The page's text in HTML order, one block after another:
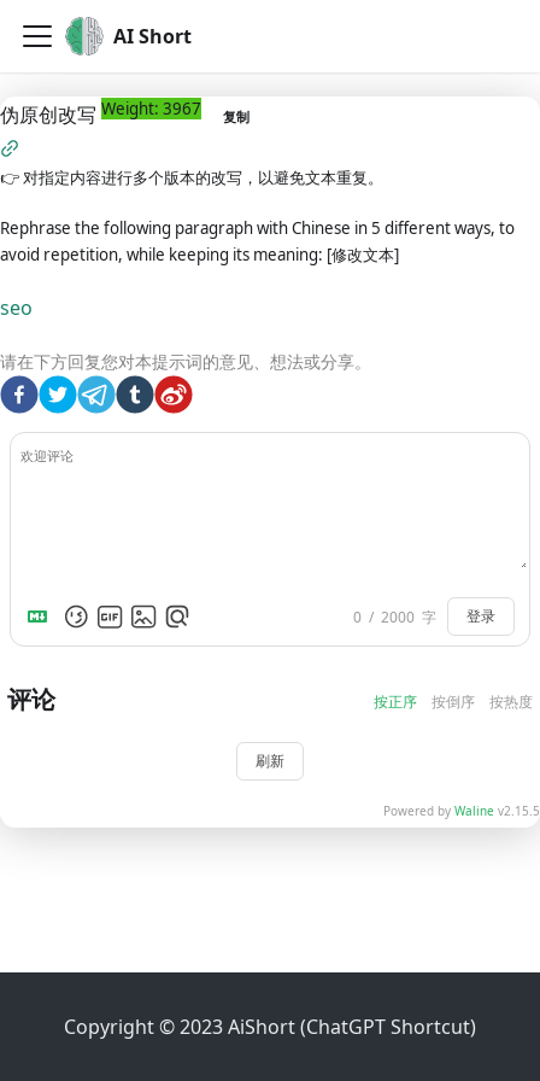
AI Short
伪原创改写 Weight: 3967 复制
👉对指定内容进行多个版本的改写，以避免文本重复。
Rephrase the following paragraph with Chinese in 5 different ways, to
avoid repetition, while keeping its meaning: [修改文本]
seo
请在下方回复您对本提示词的意见、想法或分享。
0 / 2000 字 登录
评论 按正序 按倒序 按热度
刷新
Powered by Waline v2.15.5
Copyright © 2023 AiShort (ChatGPT Shortcut)